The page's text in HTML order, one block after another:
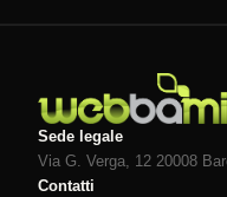
Sede legale
Via G. Verga, 12 20008
Contatti